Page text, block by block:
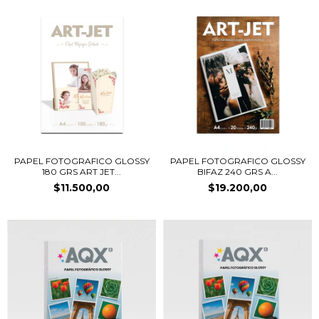
PAPEL FOTOGRAFICO GLOSSY
180 GRS ART JET...
$11.500,00
PAPEL FOTOGRAFICO GLOSSY
BIFAZ 240 GRS A...
$19.200,00